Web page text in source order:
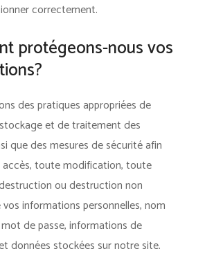
correctement.
protégeons-nous vos
des pratiques appropriées de
et de traitement des
que des mesures de sécurité afin
accès, toute modification, toute
ou destruction non
informations personnelles, nom
de passe, informations de
données stockées sur notre site.